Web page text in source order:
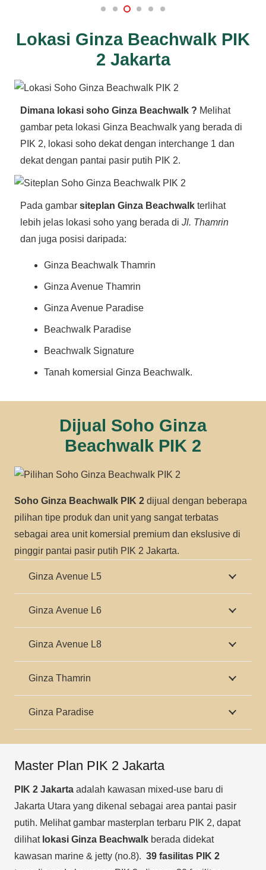
Lokasi Ginza Beachwalk PIK
2 Jakarta
Dimana lokasi soho Ginza Beachwalk ? Melihat
gambar peta lokasi Ginza Beachwalk yang berada di
PIK 2, lokasi soho dekat dengan interchange 1 dan
dekat dengan pantai pasir putih PIK 2.
Pada gambar siteplan Ginza Beachwalk terlihat
lebih jelas lokasi soho yang berada di Jl. Thamrin
dan juga posisi daripada:
Ginza Beachwalk Thamrin
Ginza Avenue Thamrin
Ginza Avenue Paradise
Beachwalk Paradise
Beachwalk Signature
Tanah komersial Ginza Beachwalk.
Dijual Soho Ginza
Beachwalk PIK 2
Soho Ginza Beachwalk PIK 2 dijual dengan beberapa
pilihan tipe produk dan unit yang sangat terbatas
sebagai area unit komersial premium dan ekslusive di
pinggir pantai pasir putih PIK 2 Jakarta.
Ginza Avenue L5
Ginza Avenue L6
Ginza Avenue L8
Ginza Thamrin
Ginza Paradise
Master Plan PIK 2 Jakarta
PIK 2 Jakarta adalah kawasan mixed-use baru di
Jakarta Utara yang dikenal sebagai area pantai pasir
putih. Melihat gambar masterplan terbaru PIK 2, dapat
dilihat lokasi Ginza Beachwalk berada didekat
kawasan marine & jetty (no.8). 39 fasilitas PIK 2